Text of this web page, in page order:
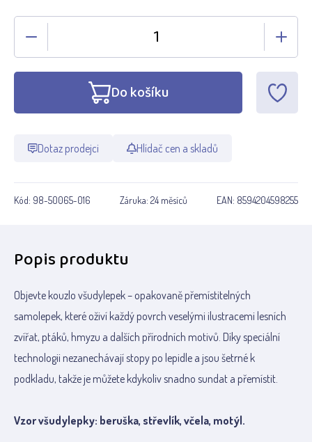
Do košíku
Dotaz prodejci Hlídač cen a skladů
Kód: 98-50065-016 Záruka: 24 měsíců EAN: 8594204598255
Popis produktu
Objevte kouzlo všudylepek – opakovaně přemístitelných
samolepek, které oživí každý povrch veselými ilustracemi lesních
zvířat, ptáků, hmyzu a dalších přírodních motivů. Díky speciální
technologii nezanechávají stopy po lepidle a jsou šetrné k
podkladu, takže je můžete kdykoliv snadno sundat a přemístit.
Vzor všudylepky: beruška, střevlík, včela, motýl.